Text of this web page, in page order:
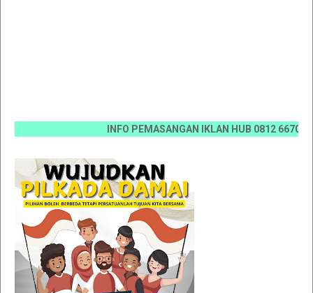
INFO PEMASANGAN IKLAN HUB 0812 6670